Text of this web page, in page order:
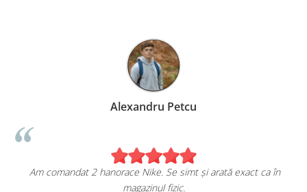
Alexandru Petcu
Am comandat 2 hanorace Nike. Se simt și arată exact ca în
magazinul fizic.